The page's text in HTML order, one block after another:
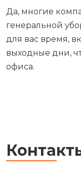
Да, многие
генеральной
для вас время,
выходные дни,
офиса.